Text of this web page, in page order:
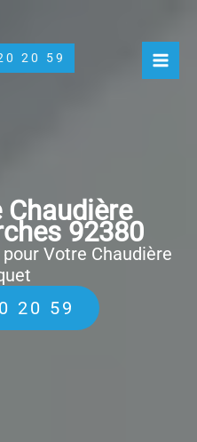
20 59
Chaudière
92380
Votre Chaudière
20 59